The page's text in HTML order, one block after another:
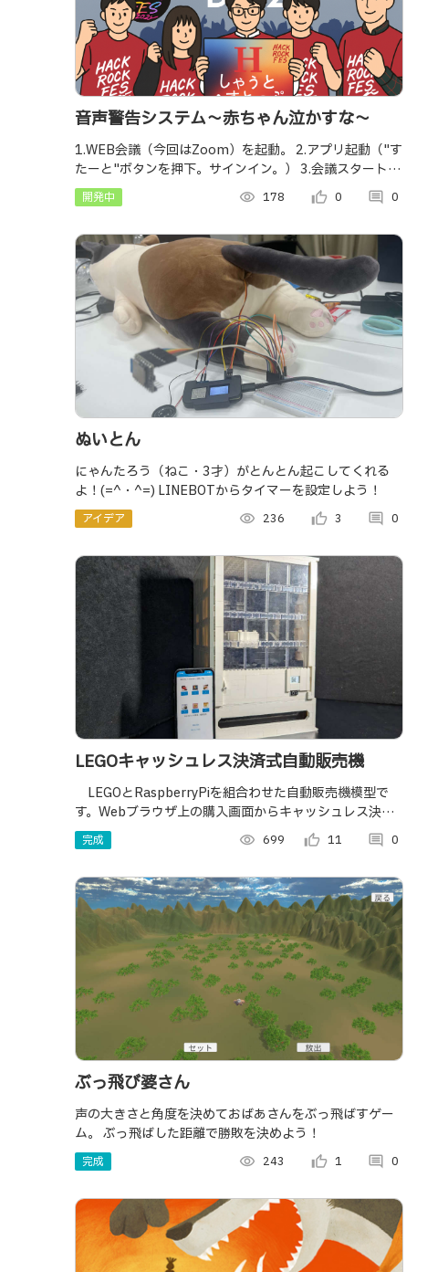
音声警告システム～赤ちゃん泣かすな～
1.WEB会議（今回はZoom）を起動。​ 2.アプリ起動（"す
たーと"ボタンを押下。サインイン。）​ 3.会議スタート。​
4.音声の大きさに応じてアプリ上の赤ちゃんの表情が変
わる。（同時に"スコ
開発中 visibility 178 thumb_up_alt 0 comment 0
ぬいとん
にゃんたろう（ねこ・3才）がとんとん起こしてくれる
よ！(=^・^=) LINEBOTからタイマーを設定しよう！
アイデア visibility 236 thumb_up_alt 3 comment 0
LEGOキャッシュレス決済式自動販売機
LEGOとRaspberryPiを組合わせた自動販売機模型で
す。Webブラウザ上の購入画面からキャッシュレス決済
が可能です。
完成 visibility 699 thumb_up_alt 11 comment 0
ぶっ飛び婆さん
声の大きさと角度を決めておばあさんをぶっ飛ばすゲー
ム。 ぶっ飛ばした距離で勝敗を決めよう！
完成 visibility 243 thumb_up_alt 1 comment 0